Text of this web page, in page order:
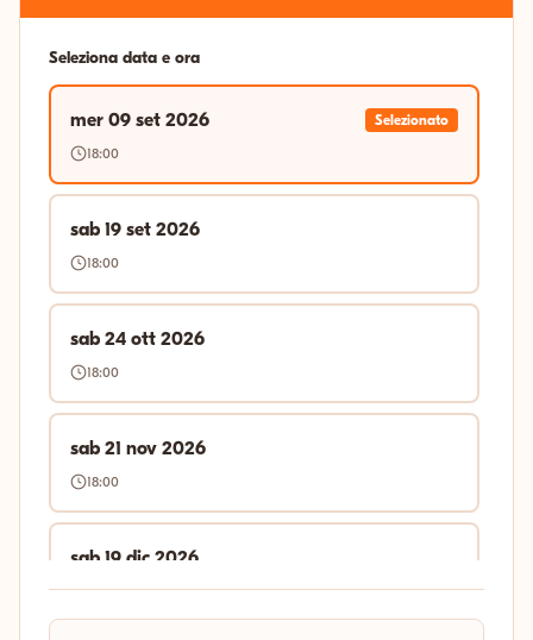
Seleziona data e ora
mer 09 set 2026
Selezionato
18:00
sab 19 set 2026
18:00
sab 24 ott 2026
18:00
sab 21 nov 2026
18:00
sab 19 dic 2026
18:00